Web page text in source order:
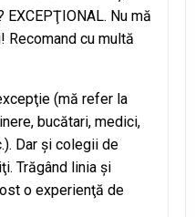
Nu mă
cu multă
(mă refer la
bucătari, medici,
Dar şi colegii de
Trăgând linia şi
o experienţă de